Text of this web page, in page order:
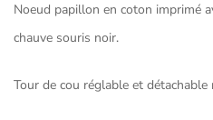
Noeud papillon en coton imprimé
chauve souris noir.
Tour de cou réglable et détachable